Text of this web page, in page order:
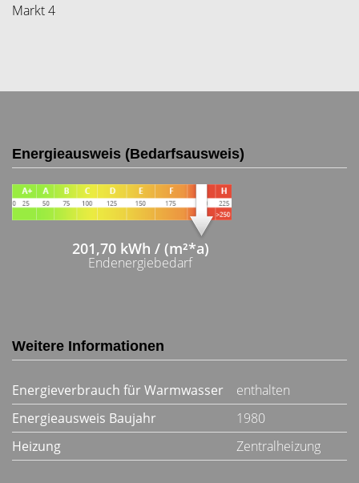
Markt 4
Energieausweis (Bedarfsausweis)
201,70 kWh / (m²*a)
Endenergiebedarf
Weitere Informationen
Energieverbrauch für Warmwasser
enthalten
Energieausweis Baujahr
1980
Heizung
Zentralheizung